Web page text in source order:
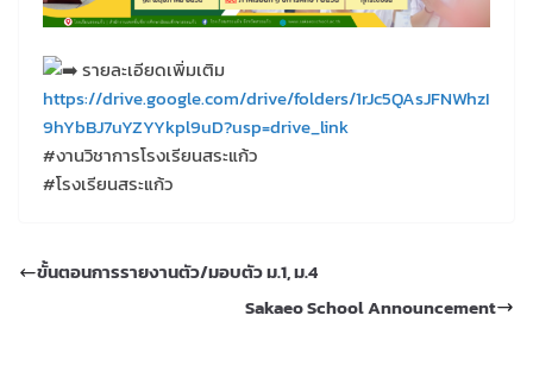
รายละเอียดเพิ่มเติม
https://drive.google.com/drive/folders/1rJc5QAsJFNWhzI
9hYbBJ7uYZYYkpl9uD?usp=drive_link
#งานวิชาการโรงเรียนสระแก้ว
#โรงเรียนสระแก้ว
ขั้นตอนการรายงานตัว/มอบตัว ม.1, ม.4
Sakaeo School Announcement